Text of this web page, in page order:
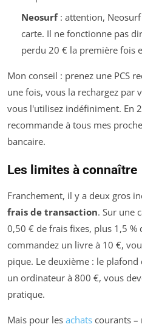
Neosurf: attention, Neosurf
carte. Il ne fonctionne pas
perdu 20 € la première fois
Mon conseil : prenez une PCS
une fois, vous la rechargez par
vous l'utilisez indéfiniment. En
recommande à tous mes
bancaire.
Les limites à connaître
Franchement, il y a deux gros
frais de transaction. Sur une
0,50 € de frais fixes, plus 1,5 %
commandez un livre à 10 €,
pique. Le deuxième : le
un ordinateur à 800 €, vous
pratique.
Mais pour les achats courants –